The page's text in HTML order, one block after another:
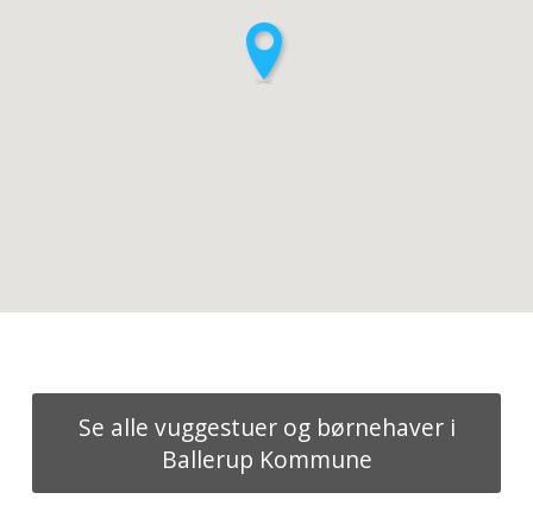
Se alle vuggestuer og børnehaver i
Ballerup Kommune